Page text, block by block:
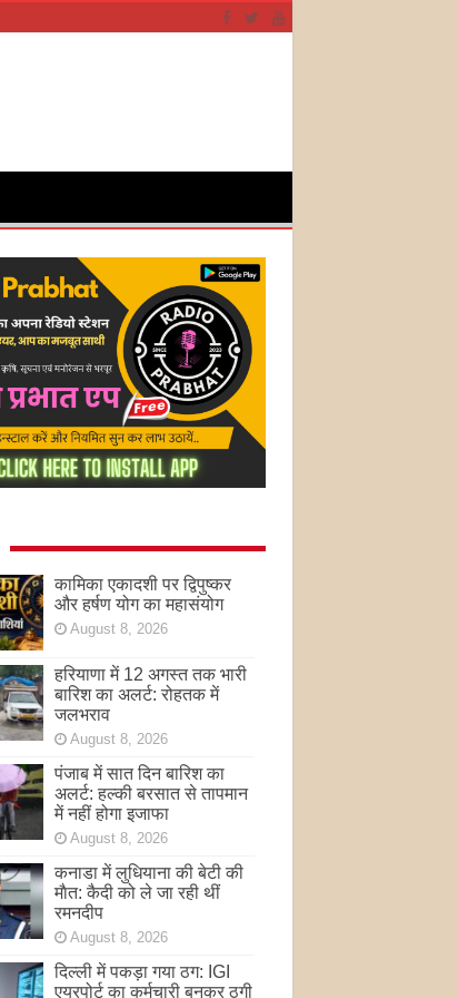
कामिका एकादशी पर द्विपुष्कर
और हर्षण योग का महासंयोग
August 8, 2026
हरियाणा में 12 अगस्त तक भारी
बारिश का अलर्ट: रोहतक में
जलभराव
August 8, 2026
पंजाब में सात दिन बारिश का
अलर्ट: हल्की बरसात से तापमान
में नहीं होगा इजाफा
August 8, 2026
कनाडा में लुधियाना की बेटी की
माैत: कैदी को ले जा रही थीं
रमनदीप
August 8, 2026
दिल्ली में पकड़ा गया ठग: IGI
एयरपोर्ट का कर्मचारी बनकर ठगी